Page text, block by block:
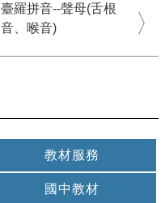
臺羅拼音--聲母(舌根
音、喉音)
教材服務
國中教材